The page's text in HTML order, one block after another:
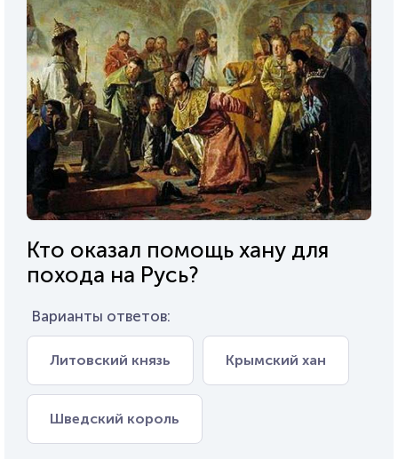
Кто оказал помощь хану для
похода на Русь?
Варианты ответов:
Литовский князь Крымский хан
Шведский король